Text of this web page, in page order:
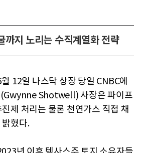
까지 노리는 수직계열화 전략
12일 나스닥 상장 당일 CNBC에
(Gwynne Shotwell) 사장은 파이프
제 처리는 물론 천연가스 직접 채
밝혔다.